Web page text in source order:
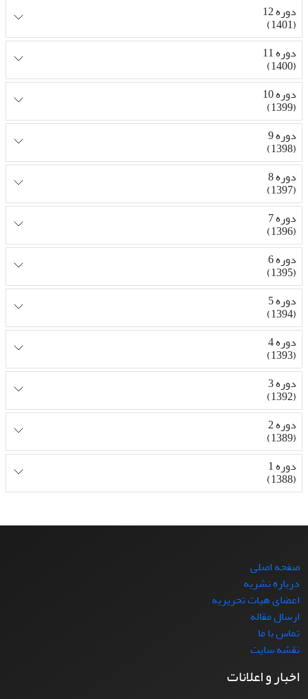
دوره 12
(1401)
دوره 11
(1400)
دوره 10
(1399)
دوره 9
(1398)
دوره 8
(1397)
دوره 7
(1396)
دوره 6
(1395)
دوره 5
(1394)
دوره 4
(1393)
دوره 3
(1392)
دوره 2
(1389)
دوره 1
(1388)
صفحه اصلی
درباره نشریه
اعضای هیات تحریریه
ارسال مقاله
تماس با ما
نقشه سایت
اخبار و اعلانات